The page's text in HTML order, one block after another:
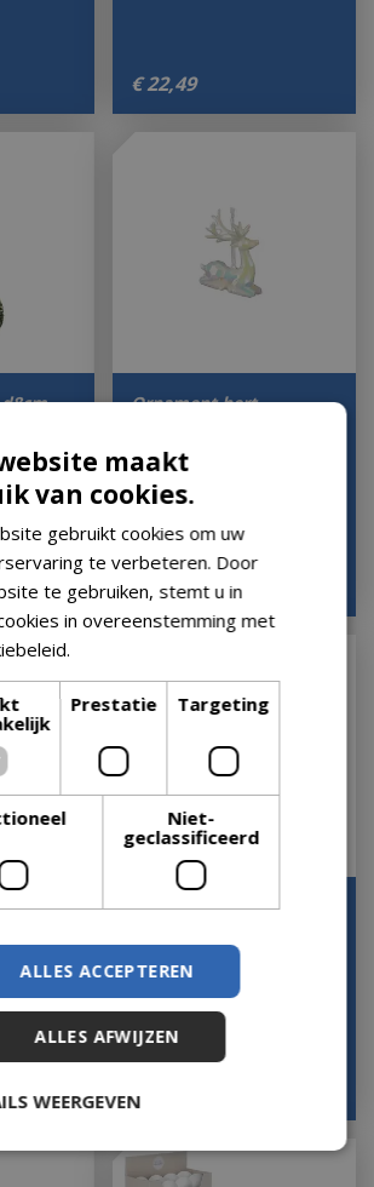
€ 22,49
Ornament hert
€1 ,99
Op voorraad
cm)
Kerstbal Plastic (D8 cm)
€
Op voorraad
maakt
van cookies.
gebruikt cookies om uw
te verbeteren. Door
te gebruiken, stemt u in
in overeenstemming met
Prestatie Targeting
Niet-
geclassificeerd
ALLES ACCEPTEREN
ALLES AFWIJZEN
WEERGEVEN